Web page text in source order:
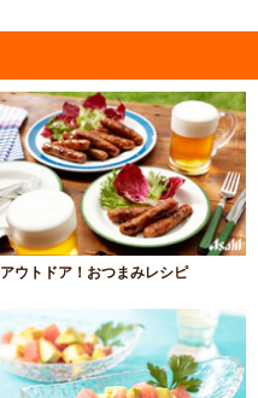
アウトドア！おつまみレシピ